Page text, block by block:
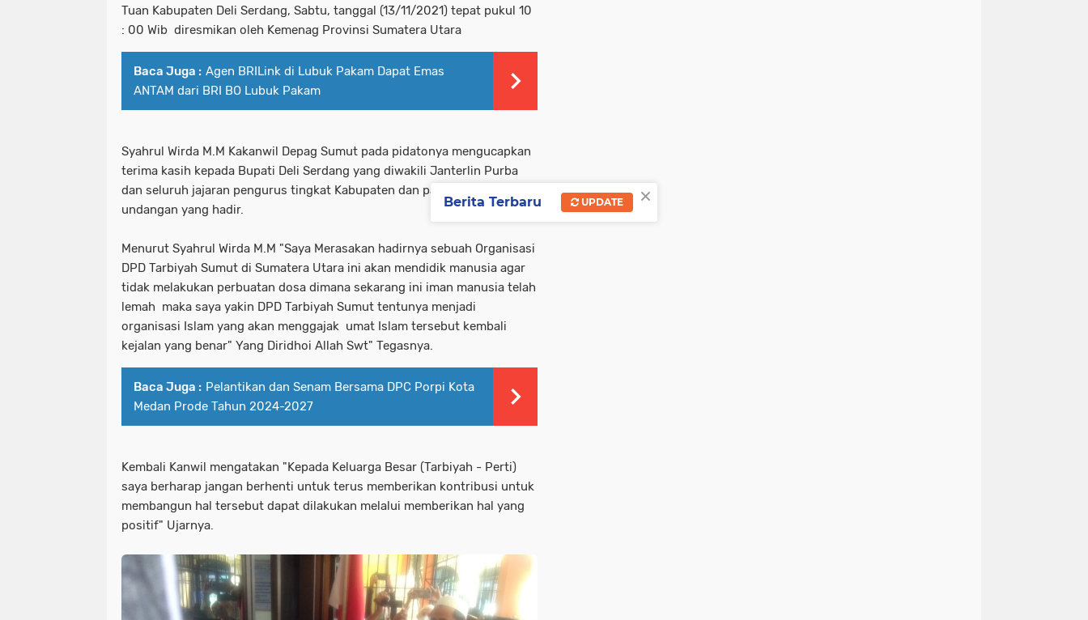
Tuan Kabupaten Deli Serdang, Sabtu, tanggal (13/11/2021) tepat pukul 10
: 00 Wib diresmikan oleh Kemenag Provinsi Sumatera Utara
Baca Juga : Agen BRILink di Lubuk Pakam Dapat Emas
ANTAM dari BRI BO Lubuk Pakam
Syahrul Wirda M.M Kakanwil Depag Sumut pada pidatonya mengucapkan
terima kasih kepada Bupati Deli Serdang yang diwakili Janterlin Purba
dan seluruh jajaran pengurus tingkat Kabupaten dan para
undangan yang hadir.
Menurut Syahrul Wirda M.M "Saya Merasakan hadirnya sebuah Organisasi
DPD Tarbiyah Sumut di Sumatera Utara ini akan mendidik manusia agar
tidak melakukan perbuatan dosa dimana sekarang ini iman manusia telah
lemah maka saya yakin DPD Tarbiyah Sumut tentunya menjadi
organisasi Islam yang akan menggajak umat Islam tersebut kembali
kejalan yang benar" Yang Diridhoi Allah Swt" Tegasnya.
Baca Juga : Pelantikan dan Senam Bersama DPC Porpi Kota
Medan Prode Tahun 2024-2027
Kembali Kanwil mengatakan "Kepada Keluarga Besar (Tarbiyah - Perti)
saya berharap jangan berhenti untuk terus memberikan kontribusi untuk
membangun hal tersebut dapat dilakukan melalui memberikan hal yang
positif" Ujarnya.
×
Berita Terbaru UPDATE